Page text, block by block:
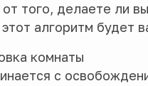
того, делаете ли
этот алгоритм
комнаты
с